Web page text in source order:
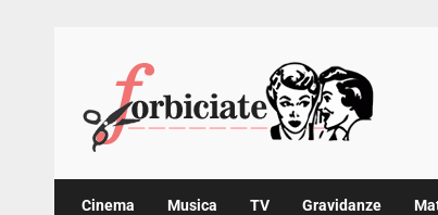
content
Cinema Musica TV Gravidanze